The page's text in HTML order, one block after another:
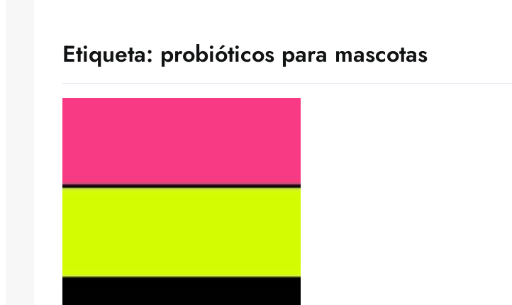
Etiqueta: probióticos para mascotas